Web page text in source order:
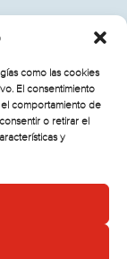
como las cookies
El consentimiento
comportamiento de
o retirar el
y